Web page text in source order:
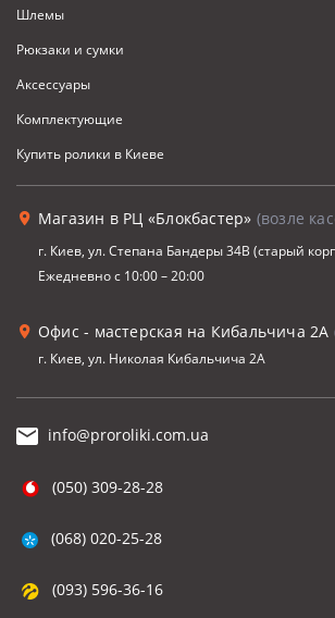
Шлемы
Рюкзаки и сумки
Аксессуары
Комплектующие
Купить ролики в Киеве
Магазин в РЦ «Блокбастер» (возле
г. Киев, ул. Степана Бандеры 34В (старый
Ежедневно с 10:00 – 20:00
Офис - мастерская на Кибальчича 2А
г. Киев, ул. Николая Кибальчича 2А
info@proroliki.com.ua
(050) 309-28-28
(068) 020-25-28
(093) 596-36-16